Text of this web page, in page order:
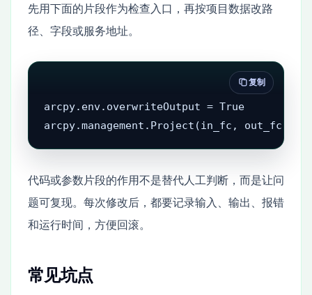
先用下面的片段作为检查入口，再按项目数据改路
径、字段或服务地址。
arcpy.env.overwriteOutput = True
arcpy.management.Project(in_fc, out_fc,
复制
代码或参数片段的作用不是替代人工判断，而是让问
题可复现。每次修改后，都要记录输入、输出、报错
和运行时间，方便回滚。
常见坑点